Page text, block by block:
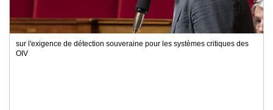
sur l'exigence de détection souveraine pour les systèmes critiques des
OIV